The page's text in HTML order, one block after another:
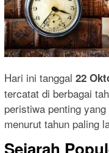
Hari ini tanggal 22
tercatat di berbagai
peristiwa penting
menurut tahun paling
Sejarah